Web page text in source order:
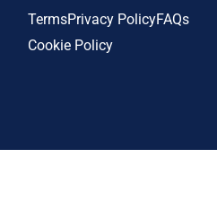
TermsPrivacy PolicyFAQs
Cookie Policy